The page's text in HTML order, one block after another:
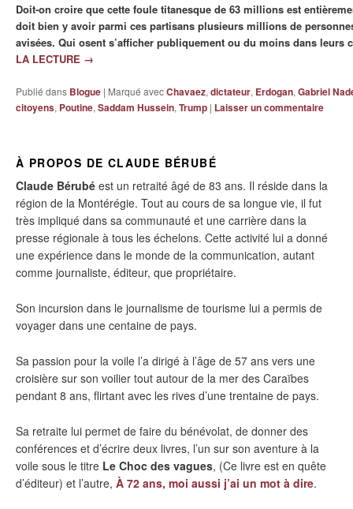
Doit-on croire que cette foule titanesque de 63 millions est
doit bien y avoir parmi ces partisans plusieurs millions de
avisées. Qui osent s’afficher publiquement ou du moins dans leurs
LA LECTURE →
Publié dans Blogue | Marqué avecChavaez, dictateur, Erdogan, Gabriel
citoyens, Poutine, Saddam Hussein, Trump | Laisser un commentaire
À PROPOS DE CLAUDE BÉRUBÉ
Claude Bérubé est un retraité âgé de 83 ans. Il réside dans la
région de la Montérégie. Tout au cours de sa longue vie, il fut
très impliqué dans sa communauté et une carrière dans la
presse régionale à tous les échelons. Cette activité lui a donné
une expérience dans le monde de la communication, autant
comme journaliste, éditeur, que propriétaire.
Son incursion dans le journalisme de tourisme lui a permis de
voyager dans une centaine de pays.
Sa passion pour la voile l’a dirigé à l’âge de 57 ans vers une
croisière sur son voilier tout autour de la mer des Caraïbes
pendant 8 ans, flirtant avec les rives d’une trentaine de pays.
Sa retraite lui permet de faire du bénévolat, de donner des
conférences et d’écrire deux livres, l’un sur son aventure à la
voile sous le titre Le Choc des vagues, (Ce livre est en quête
d’éditeur) et l’autre, À 72 ans, moi aussi j’ai un mot à dire.